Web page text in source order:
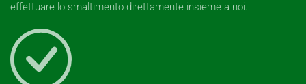
effettuare lo smaltimento direttamente insieme a noi.